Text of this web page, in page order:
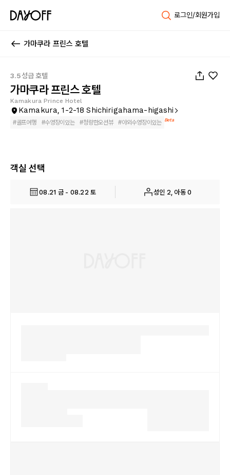
로그인/회원가입
가마쿠라 프린스 호텔
3.5성급 호텔
가마쿠라 프린스 호텔
Kamakura Prince Hotel
Kamakura, 1-2-18 Shichirigahama-higashi
#골프여행 #수영장이있는 #청량한오션뷰 #야외수영장이있는 Beta
객실 선택
08.21 금 - 08.22 토 성인 2, 아동 0